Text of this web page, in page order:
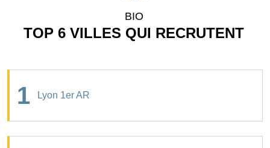
BIO
TOP 6 VILLES QUI RECRUTENT
1 Lyon 1er AR